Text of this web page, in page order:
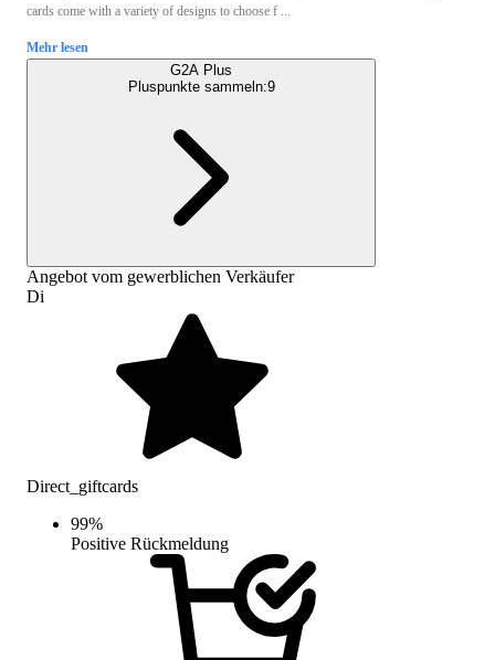
cards come with a variety of designs to choose f ...
Mehr lesen
G2A Plus
Pluspunkte sammeln:9
Angebot vom gewerblichen Verkäufer
Di
Direct_giftcards
99%
Positive Rückmeldung